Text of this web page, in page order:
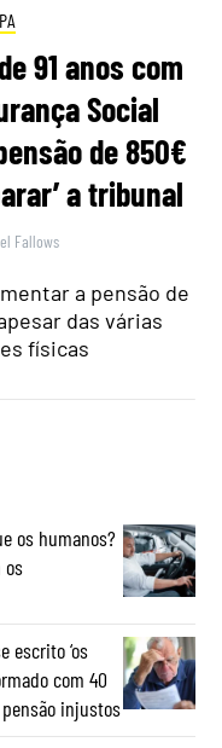
91 anos com
Social
de 850€
a tribunal
Fallows
a pensão de
das várias
físicas
os humanos?
os
escrito ‘os
com 40
injustos